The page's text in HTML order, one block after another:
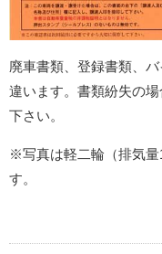
廃車書類、登録書類、
違います。書類紛失の
下さい。
※写真は軽二輪（排気量
す。